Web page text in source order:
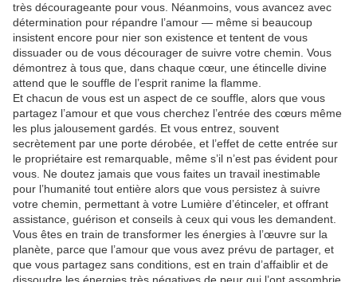
très décourageante pour vous. Néanmoins, vous avancez avec
détermination pour répandre l’amour — même si beaucoup
insistent encore pour nier son existence et tentent de vous
dissuader ou de vous décourager de suivre votre chemin. Vous
démontrez à tous que, dans chaque cœur, une étincelle divine
attend que le souffle de l’esprit ranime la flamme.
Et chacun de vous est un aspect de ce souffle, alors que vous
partagez l’amour et que vous cherchez l’entrée des cœurs même
les plus jalousement gardés. Et vous entrez, souvent
secrètement par une porte dérobée, et l’effet de cette entrée sur
le propriétaire est remarquable, même s’il n’est pas évident pour
vous. Ne doutez jamais que vous faites un travail inestimable
pour l’humanité tout entière alors que vous persistez à suivre
votre chemin, permettant à votre Lumière d’étinceler, et offrant
assistance, guérison et conseils à ceux qui vous les demandent.
Vous êtes en train de transformer les énergies à l’œuvre sur la
planète, parce que l’amour que vous avez prévu de partager, et
que vous partagez sans conditions, est en train d’affaiblir et de